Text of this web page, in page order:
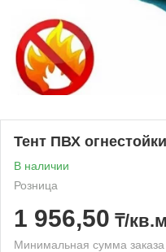
Тент ПВХ
В наличии
Розница
1 956,50 ₸/кв.м
Минимальная сумма